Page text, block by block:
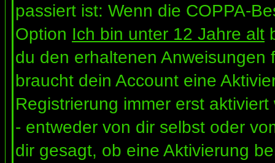
passiert ist: Wenn die COPPA-
Option Ich bin unter 12 Jahre alt
du den erhaltenen
braucht dein Account eine
Registrierung immer erst
- entweder von dir selbst oder
dir gesagt, ob eine Aktivierung